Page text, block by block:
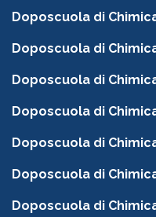
Doposcuola di
Doposcuola di
Doposcuola di
Doposcuola di
Doposcuola di
Doposcuola di
Doposcuola di